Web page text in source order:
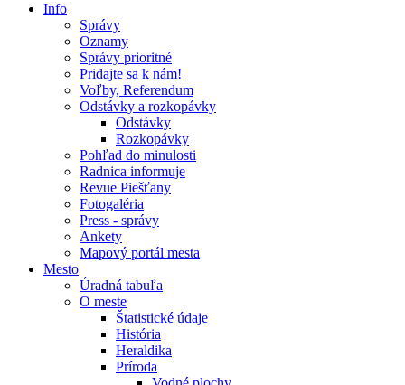
Info
Správy
Oznamy
Správy prioritné
Pridajte sa k nám!
Voľby, Referendum
Odstávky a rozkopávky
Odstávky
Rozkopávky
Pohľad do minulosti
Radnica informuje
Revue Piešťany
Fotogaléria
Press - správy
Ankety
Mapový portál mesta
Mesto
Úradná tabuľa
O meste
Štatistické údaje
História
Heraldika
Príroda